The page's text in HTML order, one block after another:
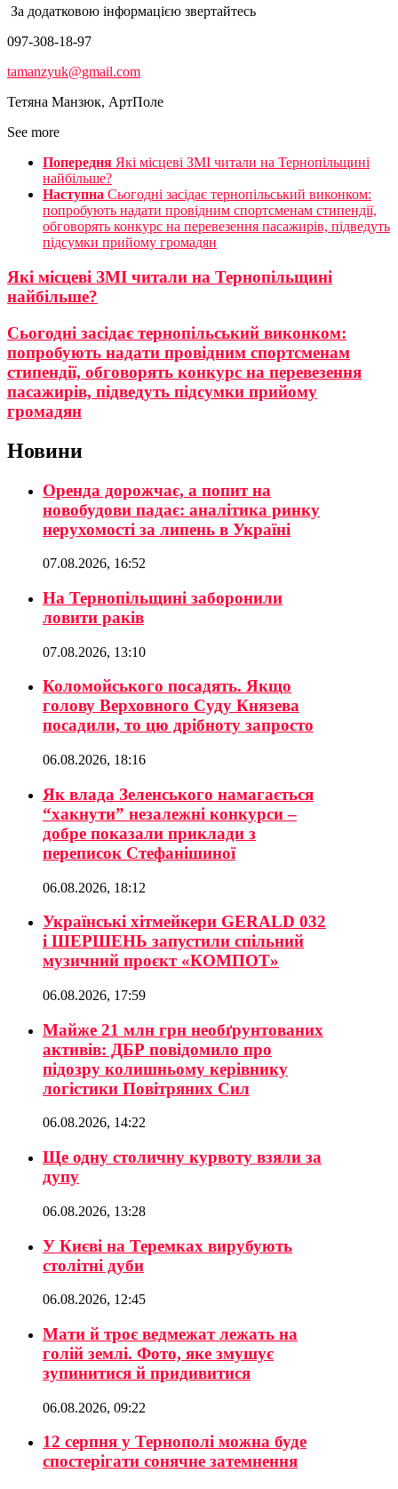
За додатковою інформацією звертайтесь
097-308-18-97
tamanzyuk@gmail.com
Тетяна Манзюк, АртПоле
See more
Попередня Які місцеві ЗМІ читали на Тернопільщині
найбільше?
Наступна Сьогодні засідає тернопільський виконком:
попробують надати провідним спортсменам стипендії,
обговорять конкурс на перевезення пасажирів, підведуть
підсумки прийому громадян
Які місцеві ЗМІ читали на Тернопільщині
найбільше?
Сьогодні засідає тернопільський виконком:
попробують надати провідним спортсменам
стипендії, обговорять конкурс на перевезення
пасажирів, підведуть підсумки прийому
громадян
Новини
Оренда дорожчає, а попит на
новобудови падає: аналітика ринку
нерухомості за липень в Україні
07.08.2026, 16:52
На Тернопільщині заборонили
ловити раків
07.08.2026, 13:10
Коломойського посадять. Якщо
голову Верховного Суду Князева
посадили, то цю дрібноту запросто
06.08.2026, 18:16
Як влада Зеленського намагається
“хакнути” незалежні конкурси –
добре показали приклади з
переписок Стефанішиної
06.08.2026, 18:12
Українські хітмейкери GERALD 032
і ШЕРШЕНЬ запустили спільний
музичний проєкт «КОМПОТ»
06.08.2026, 17:59
Майже 21 млн грн необґрунтованих
активів: ДБР повідомило про
підозру колишньому керівнику
логістики Повітряних Сил
06.08.2026, 14:22
Ще одну столичну курвоту взяли за
дупу
06.08.2026, 13:28
У Києві на Теремках вирубують
столітні дуби
06.08.2026, 12:45
Мати й троє ведмежат лежать на
голій землі. Фото, яке змушує
зупинитися й придивитися
06.08.2026, 09:22
12 серпня у Тернополі можна буде
спостерігати сонячне затемнення